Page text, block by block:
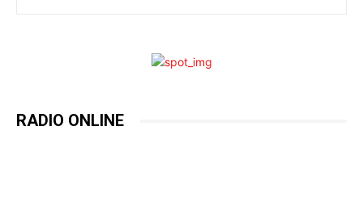
RADIO ONLINE